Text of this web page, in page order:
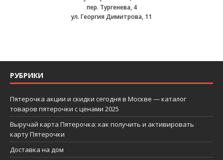
пер. Тургенева, 4
ул. Георгия Димитрова, 11
РУБРИКИ
Пятерочка акции и скидки сегодня в Москве — каталог
товаров пятерочки с ценами 2025
Выручай карта Пятерочка: как получить и активировать
карту Пятерочки
Доставка на дом